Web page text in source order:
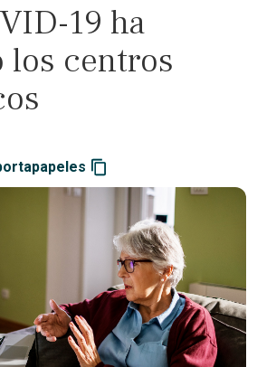
19 ha
los centros